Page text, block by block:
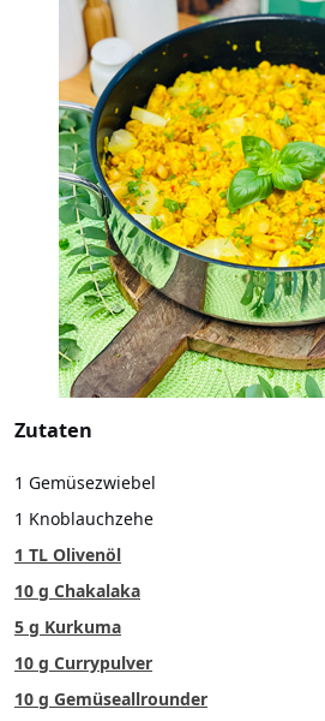
Zutaten
1 Gemüsezwiebel
1 Knoblauchzehe
1 TL Olivenöl
10 g Chakalaka
5 g Kurkuma
10 g Currypulver
10 g Gemüseallrounder